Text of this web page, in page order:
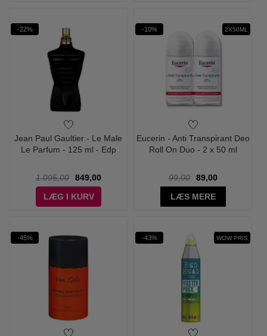
-22%
Jean Paul Gaultier - Le Male
Le Parfum - 125 ml - Edp
1.095,00
849,00
LÆG I KURV
-10% 2X50ML
Eucerin - Anti Transpirant Deo
Roll On Duo - 2 x 50 ml
99,00
89,00
LÆS MERE
-45% -43% WOW PRIS